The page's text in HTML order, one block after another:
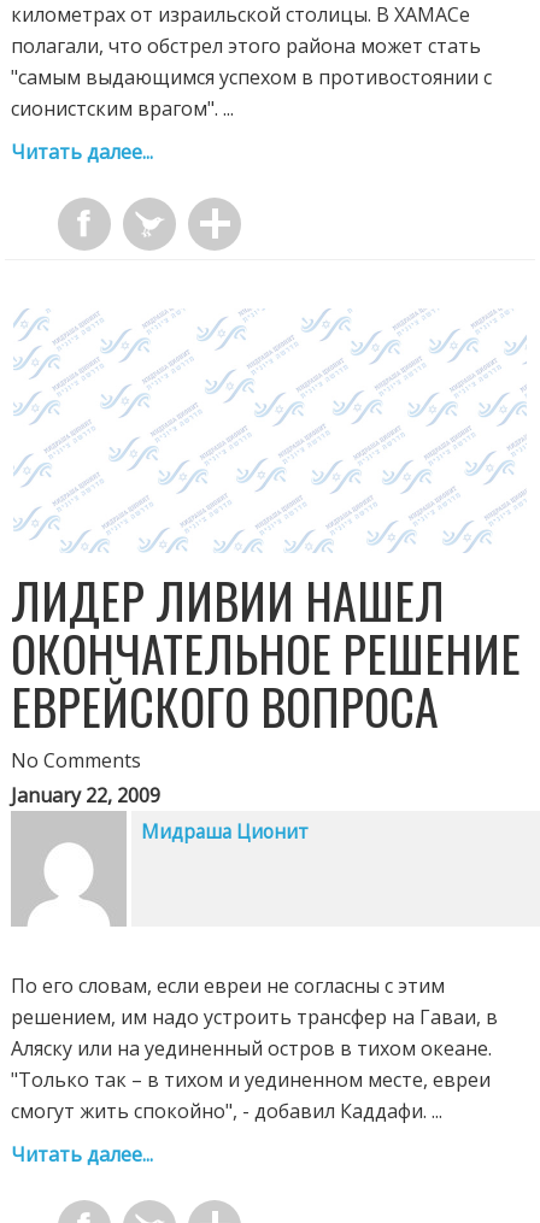
километрах от израильской столицы. В ХАМАСе
полагали, что обстрел этого района может стать
"самым выдающимся успехом в противостоянии с
сионистским врагом". ...
Читать далее...
ЛИДЕР ЛИВИИ НАШЕЛ
ОКОНЧАТЕЛЬНОЕ РЕШЕНИЕ
ЕВРЕЙСКОГО ВОПРОСА
No Comments
January 22, 2009
Мидраша Ционит
По его словам, если евреи не согласны с этим
решением, им надо устроить трансфер на Гаваи, в
Аляску или на уединенный остров в тихом океане.
"Только так – в тихом и уединенном месте, евреи
смогут жить спокойно", - добавил Каддафи. ...
Читать далее...